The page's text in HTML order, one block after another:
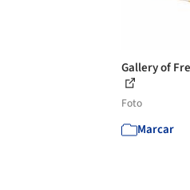
Gallery of
Foto
Marcar